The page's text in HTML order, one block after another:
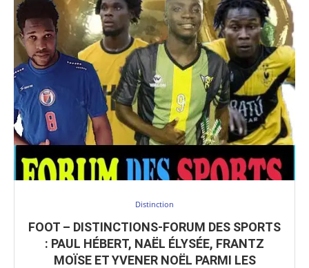
Distinction
FOOT – DISTINCTIONS-FORUM DES SPORTS
: PAUL HÉBERT, NAËL ÉLYSÉE, FRANTZ
MOÏSE ET YVENER NOËL PARMI LES